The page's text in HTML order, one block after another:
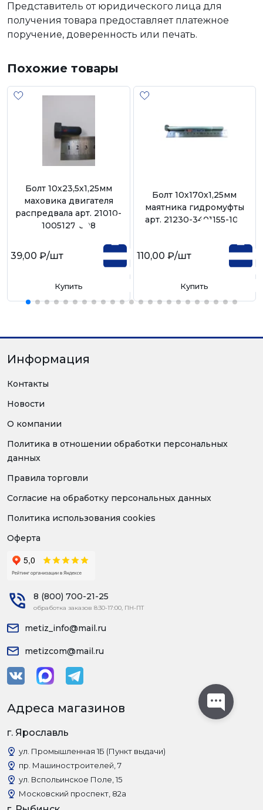
Представитель от юридического лица для
получения товара предоставляет платежное
поручение, доверенность или печать.
Похожие товары
Болт 10х23,5х1,25мм
маховика двигателя
распредвала арт. 21010-
1005127-008
39,00 ₽/шт
Купить
Болт 10х170х1,25мм
маятника гидромуфты
арт. 21230-3401155-108
110,00 ₽/шт
Купить
Информация
Контакты
Новости
О компании
Политика в отношении обработки персональных
данных
Правила торговли
Согласие на обработку персональных данных
Политика использования cookies
Оферта
8 (800) 700-21-25
обработка заказов 8:30-17:00, ПН-ПТ
metiz_info@mail.ru
metizcom@mail.ru
Адреса магазинов
г. Ярославль
ул. Промышленная 1Б (Пункт выдачи)
пр. Машиностроителей, 7
ул. Вспольинское Поле, 15
Московский проспект, 82а